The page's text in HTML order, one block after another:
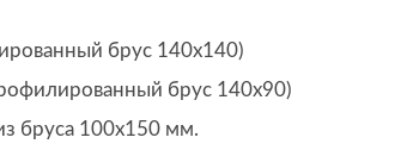
брус 140х140)
брус 140х90)
бруса 100х150 мм.